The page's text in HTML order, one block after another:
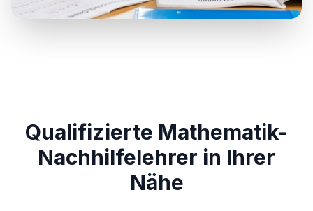
Qualifizierte Mathematik-
Nachhilfelehrer in Ihrer
Nähe